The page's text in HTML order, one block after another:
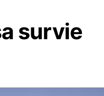
survie